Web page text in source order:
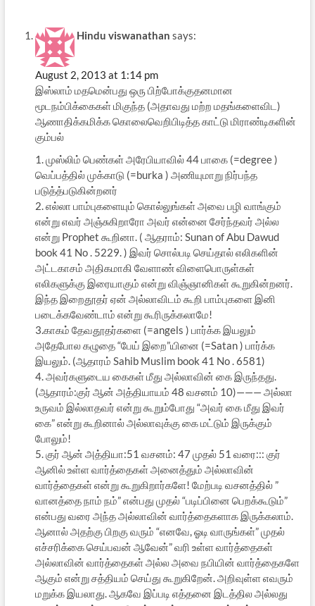
Hindu viswanathan says:
August 2, 2013 at 1:14 pm
இஸ்லாம் மதமென்பது ஒரு பிற்போக்குதனமான
மூடநம்பிக்கைகள் மிகுந்த (அதாவது மற்ற மதங்களைவிட)
ஆணாதிக்கமிக்க கொலைவெறிபிடித்த காட்டு மிராண்டிகளின்
கும்பல்
1. முஸ்லிம் பெண்கள் அரேபியாவில் 44 பாகை (=degree )
வெப்பத்தில் முக்காடு (=burka ) அணியுமாறு நிர்பந்த
படுத்த்படுகின்றனர்
2. எல்லா பாம்புகளையும் கொல்லுங்கள் அவை பழி வாங்கும்
என்று எவர் அஞ்சுகிறாரோ அவர் என்னை சேர்ந்தவர் அல்ல
என்று Prophet கூறினா. ( ஆதராம்: Sunan of Abu Dawud
book 41 No . 5229. ) இவர் சொல்படி செய்தால் எலிகளின்
அட்டகாசம் அதிகமாகி வேளாண் விளைபொருள்கள்
எலிகளுக்கு இரையாகும் என்று விஞ்ஞானிகள் கூறுகின்றனர்.
இந்த இறைதூதர் ஏன் அல்லாவிடம் கூறி பாம்புகளை இனி
படைக்கவேண்டாம் என்று கூரிருக்கலாமே!
3.காகம் தேவதூதர்களை (=angels ) பார்க்க இயலும்
அதேபோல கழுதை “பேய் இறை”யினை (=Satan ) பார்க்க
இயலும். (ஆதாரம் Sahib Muslim book 41 No . 6581)
4. அவர்களுடைய கைகள் மீது அல்லாவின் கை இருந்தது.
(ஆதாரம்:குர் ஆன் அத்தியாயம் 48 வசனம் 10)——— அல்லா
உருவம் இல்லாதவர் என்று கூறும்போது “அவர் கை மீது இவர்
கை” என்று கூறினால் அல்லாவுக்கு கை மட்டும் இருக்கும்
போலும்!
5. குர் ஆன் அத்தியா:51 வசனம்: 47 முதல் 51 வரை::: குர்
ஆனில் உள்ள வார்த்தைகள் அனைத்தும் அல்லாவின்
வார்த்தைகள் என்று கூறுகிறார்களே! மேற்படி வசனத்தில் ”
வானத்தை நாம் நம்” என்பது முதல் “படிப்பினை பெறக்கூடும்”
என்பது வரை அந்த அல்லாவின் வார்த்தைகளாக இருக்கலாம்.
ஆனால் அதற்கு பிறகு வரும் “எனவே, ஓடி வாருங்கள்” முதல்
எச்சரிக்கை செய்பவன் ஆவேன்” வரி உள்ள வார்த்தைகள்
அல்லாவின் வார்த்தைகள் அல்ல அவை நபியின் வார்த்தைகளே
ஆகும் என்று சத்தியம் செய்து கூறுகிறேன். அறிவுள்ள எவரும்
மறுக்க இயலாது. ஆகவே இப்படி எத்தனை இடத்தில அல்லது